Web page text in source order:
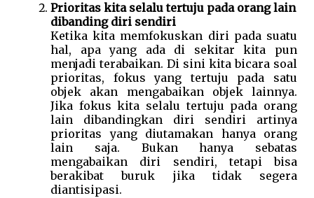
Prioritas kita selalu tertuju pada orang lain
dibanding diri sendiri
Ketika kita memfokuskan diri pada suatu
hal, apa yang ada di sekitar kita pun
menjadi terabaikan. Di sini kita bicara soal
prioritas, fokus yang tertuju pada satu
objek akan mengabaikan objek lainnya.
Jika fokus kita selalu tertuju pada orang
lain dibandingkan diri sendiri artinya
prioritas yang diutamakan hanya orang
lain saja. Bukan hanya sebatas
mengabaikan diri sendiri, tetapi bisa
berakibat buruk jika tidak segera
diantisipasi.